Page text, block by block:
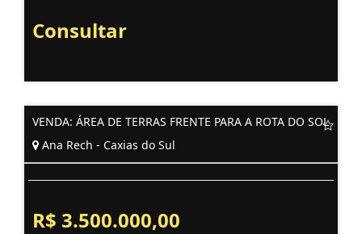
Consultar
VENDA: ÁREA DE TERRAS FRENTE PARA A ROTA DO SOL
Ana Rech - Caxias do Sul
R$ 3.500.000,00